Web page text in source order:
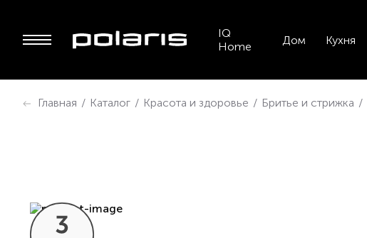
IQ
Home
Дом Кухня
Главная / Каталог / Красота и здоровье / Бритье и стрижка /